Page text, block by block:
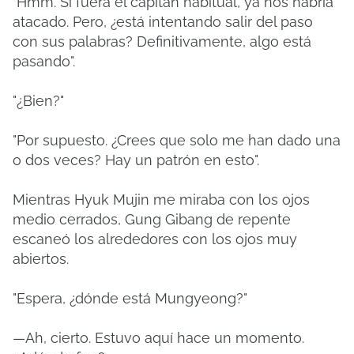
atacado. Pero, ¿está intentando salir del paso
con sus palabras? Definitivamente, algo está
pasando".
"¿Bien?"
"Por supuesto. ¿Crees que solo me han dado una
o dos veces? Hay un patrón en esto".
Mientras Hyuk Mujin me miraba con los ojos
medio cerrados, Gung Gibang de repente
escaneó los alrededores con los ojos muy
abiertos.
"Espera, ¿dónde está Mungyeong?"
—Ah, cierto. Estuvo aquí hace un momento.